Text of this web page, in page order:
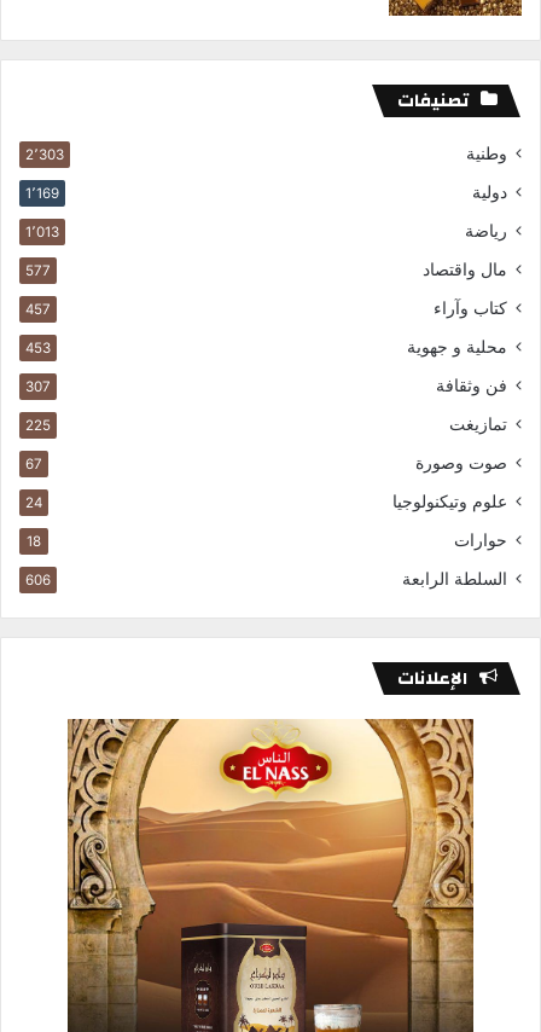
تصنيفات
وطنية 2٬303
دولية 1٬169
رياضة 1٬013
مال واقتصاد 577
كتاب وآراء 457
محلية و جهوية 453
فن وثقافة 307
تمازيغت 225
صوت وصورة 67
علوم وتيكنولوجيا 24
حوارات 18
السلطة الرابعة 606
الإعلانات